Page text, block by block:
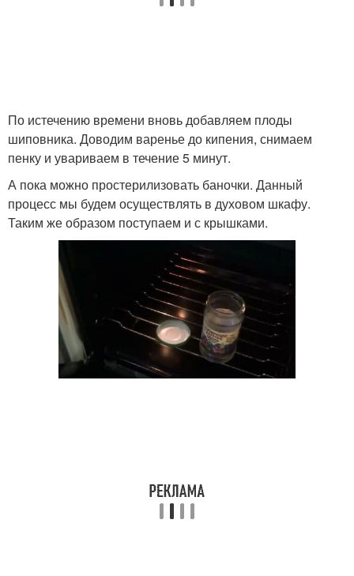
По истечению времени вновь добавляем плоды
шиповника. Доводим варенье до кипения, снимаем
пенку и увариваем в течение 5 минут.
А пока можно простерилизовать баночки. Данный
процесс мы будем осуществлять в духовом шкафу.
Таким же образом поступаем и с крышками.